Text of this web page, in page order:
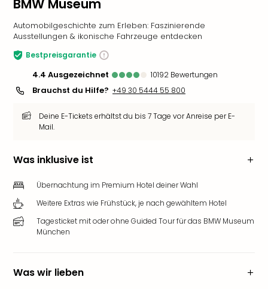
BMW Museum
Automobilgeschichte zum Erleben: Faszinierende
Ausstellungen & ikonische Fahrzeuge entdecken
Bestpreisgarantie
4.4 ausgezeichnet 10192 Bewertungen
Brauchst du Hilfe? +49 30 5444 55 800
Deine E-Tickets erhältst du bis 7 Tage vor Anreise per E-
Mail.
Was inklusive ist
Übernachtung im Premium Hotel deiner Wahl
Weitere Extras wie Frühstück, je nach gewähltem Hotel
Tagesticket mit oder ohne Guided Tour für das BMW Museum
München
Was wir lieben